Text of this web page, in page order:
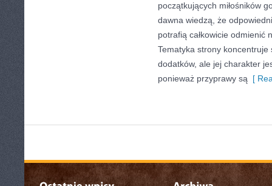
początkujących miłośników
dawna wiedzą, że
potrafią całkowicie odmienić
Tematyka strony koncentruje
dodatków, ale jej charakter
ponieważ przyprawy są [